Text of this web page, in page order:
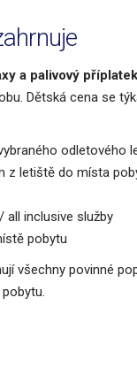
a palivový
Dětská cena se
odletového
z letiště do místa
all inclusive služby
pobytu
všechny povinné